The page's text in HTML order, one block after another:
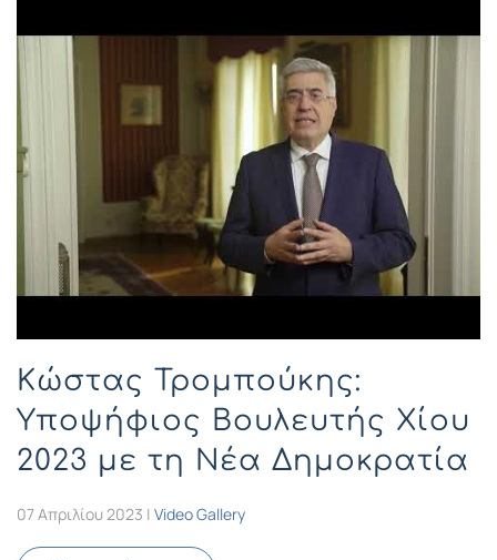
Κώστας Τρομπούκης:
Υποψήφιος Βουλευτής Χίου
2023 με τη Νέα Δημοκρατία
07 Απριλίου 2023 | Video Gallery